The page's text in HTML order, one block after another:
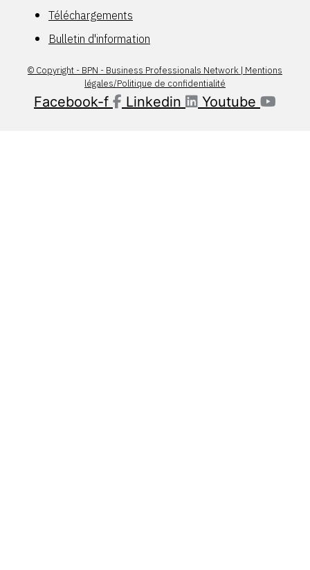
Téléchargements
Bulletin d'information
© Copyright - BPN - Business Professionals Network | Mentions
légales/Politique de confidentialité
Facebook-f Linkedin Youtube